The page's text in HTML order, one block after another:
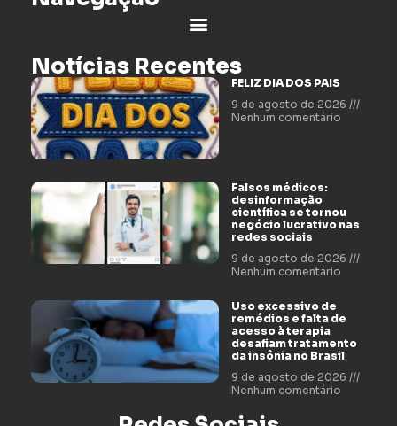
Notícias Recentes
FELIZ DIA DOS PAIS
9 de agosto de 2026
Nenhum comentário
Falsos médicos:
desinformação
científica se tornou
negócio lucrativo nas
redes sociais
9 de agosto de 2026
Nenhum comentário
Uso excessivo de
remédios e falta de
acesso à terapia
desafiam tratamento
da insônia no Brasil
9 de agosto de 2026
Nenhum comentário